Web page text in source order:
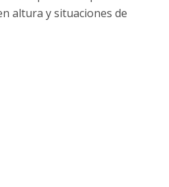
altura y situaciones de